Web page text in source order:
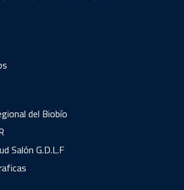
del Biobío
Salón G.D.L.F